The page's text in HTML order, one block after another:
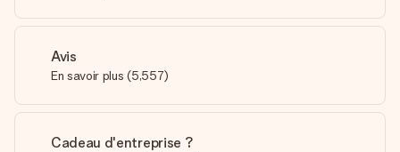
Avis
En savoir plus (5,557)
Cadeau d'entreprise ?